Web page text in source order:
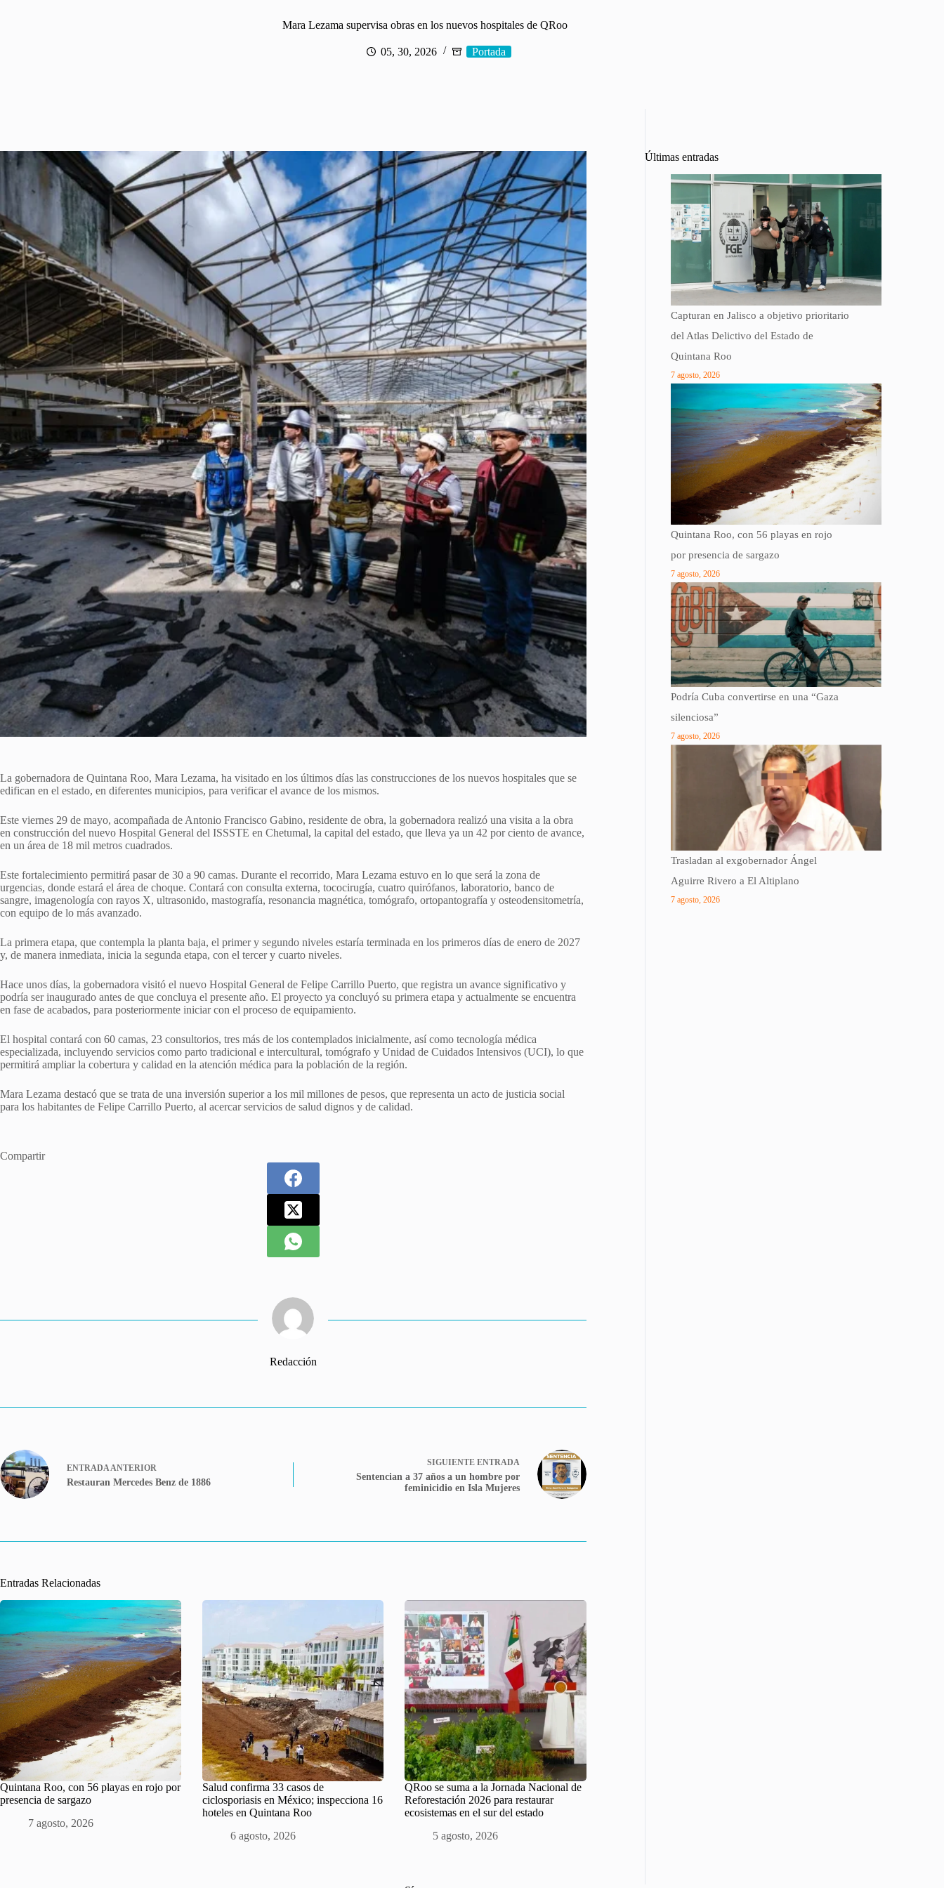
Mara Lezama supervisa obras en los nuevos hospitales de QRoo
05, 30, 2026 Portada
La gobernadora de Quintana Roo, Mara Lezama, ha visitado en los últimos días las construcciones de los nuevos hospitales que se
edifican en el estado, en diferentes municipios, para verificar el avance de los mismos.
Este viernes 29 de mayo, acompañada de Antonio Francisco Gabino, residente de obra, la gobernadora realizó una visita a la obra
en construcción del nuevo Hospital General del ISSSTE en Chetumal, la capital del estado, que lleva ya un 42 por ciento de avance,
en un área de 18 mil metros cuadrados.
Este fortalecimiento permitirá pasar de 30 a 90 camas. Durante el recorrido, Mara Lezama estuvo en lo que será la zona de
urgencias, donde estará el área de choque. Contará con consulta externa, tococirugía, cuatro quirófanos, laboratorio, banco de
sangre, imagenología con rayos X, ultrasonido, mastografía, resonancia magnética, tomógrafo, ortopantografía y osteodensitometría,
con equipo de lo más avanzado.
La primera etapa, que contempla la planta baja, el primer y segundo niveles estaría terminada en los primeros días de enero de 2027
y, de manera inmediata, inicia la segunda etapa, con el tercer y cuarto niveles.
Hace unos días, la gobernadora visitó el nuevo Hospital General de Felipe Carrillo Puerto, que registra un avance significativo y
podría ser inaugurado antes de que concluya el presente año. El proyecto ya concluyó su primera etapa y actualmente se encuentra
en fase de acabados, para posteriormente iniciar con el proceso de equipamiento.
El hospital contará con 60 camas, 23 consultorios, tres más de los contemplados inicialmente, así como tecnología médica
especializada, incluyendo servicios como parto tradicional e intercultural, tomógrafo y Unidad de Cuidados Intensivos (UCI), lo que
permitirá ampliar la cobertura y calidad en la atención médica para la población de la región.
Mara Lezama destacó que se trata de una inversión superior a los mil millones de pesos, que representa un acto de justicia social
para los habitantes de Felipe Carrillo Puerto, al acercar servicios de salud dignos y de calidad.
Compartir
Redacción
ENTRADA ANTERIOR
Restauran Mercedes Benz de 1886
SIGUIENTE ENTRADA
Sentencian a 37 años a un hombre por
feminicidio en Isla Mujeres
Entradas Relacionadas
Quintana Roo, con 56 playas en rojo por
presencia de sargazo
7 agosto, 2026
Salud confirma 33 casos de
ciclosporiasis en México; inspecciona 16
hoteles en Quintana Roo
6 agosto, 2026
QRoo se suma a la Jornada Nacional de
Reforestación 2026 para restaurar
ecosistemas en el sur del estado
5 agosto, 2026
Últimas entradas
Capturan en Jalisco a objetivo prioritario
del Atlas Delictivo del Estado de
Quintana Roo
7 agosto, 2026
Quintana Roo, con 56 playas en rojo
por presencia de sargazo
7 agosto, 2026
Podría Cuba convertirse en una “Gaza
silenciosa”
7 agosto, 2026
Trasladan al exgobernador Ángel
Aguirre Rivero a El Altiplano
7 agosto, 2026